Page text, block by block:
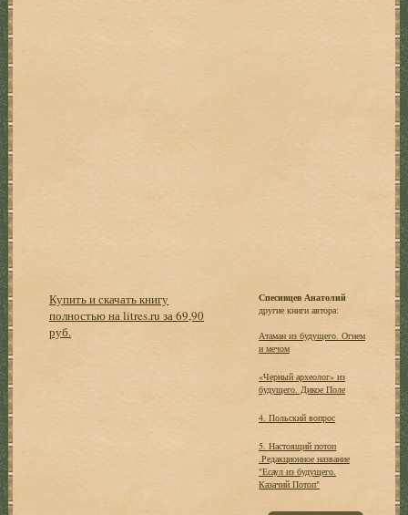
Купить и скачать книгу
полностью на litres.ru за 69,90
руб.
Спесивцев Анатолий
другие книги автора:
Атаман из будущего. Огнем
и мечом
«Черный археолог» из
будущего. Дикое Поле
4. Польский вопрос
5. Настоящий потоп
.Редакционное название
"Есаул из будущего.
Казачий Потоп"